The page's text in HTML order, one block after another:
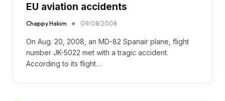
EU aviation accidents
Chappy Hakim 09/08/2008
On Aug. 20, 2008, an MD-82 Spanair plane, flight
number JK-5022 met with a tragic accident.
According to its flight…